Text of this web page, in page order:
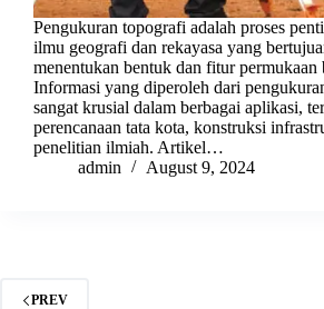
Pengukuran topografi adalah proses
ilmu geografi dan rekayasa yang
menentukan bentuk dan fitur permukaan
Informasi yang diperoleh dari
sangat krusial dalam berbagai aplikasi,
perencanaan tata kota, konstruksi
penelitian ilmiah. Artikel…
admin
August 9, 2024
PREV